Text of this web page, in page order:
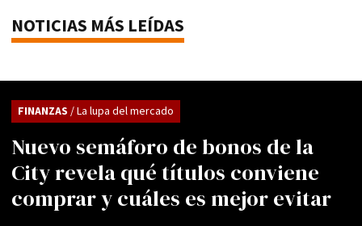
NOTICIAS MÁS LEÍDAS
Nuevo semáforo de bonos de la
City revela qué títulos conviene
comprar y cuáles es mejor evitar
FINANZAS / La lupa del mercado